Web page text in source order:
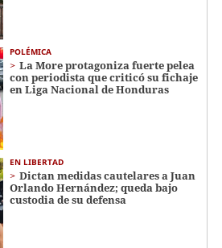
POLÉMICA
La More protagoniza fuerte pelea
con periodista que criticó su fichaje
en Liga Nacional de Honduras
EN LIBERTAD
Dictan medidas cautelares a Juan
Orlando Hernández; queda bajo
custodia de su defensa